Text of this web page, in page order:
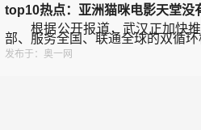
top10热点：亚洲猫咪电影天堂没
根据公开报道，武汉正加快推
部、服务全国、联通全球的双循
发布于：奥一网